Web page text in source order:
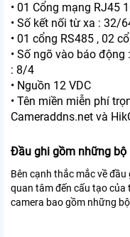
• 01 Cổng mạng RJ45
• Số kết nối từ xa : 32/
• 01 cổng RS485 , 02
• Số ngõ vào báo động
: 8/4
• Nguồn 12 VDC
• Tên miền miễn phí
Cameraddns.net và
Đầu ghi gồm những bộ
Bên cạnh thắc mắc về
quan tâm đến cấu tạo của
camera bao gồm những